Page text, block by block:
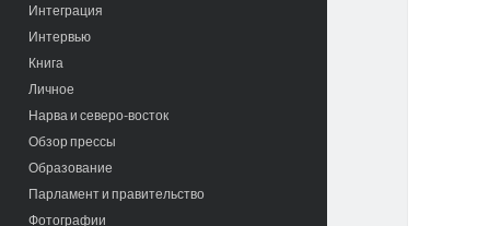
Интеграция
Интервью
Книга
Личное
Нарва и северо-восток
Обзор прессы
Образование
Парламент и правительство
Фотографии